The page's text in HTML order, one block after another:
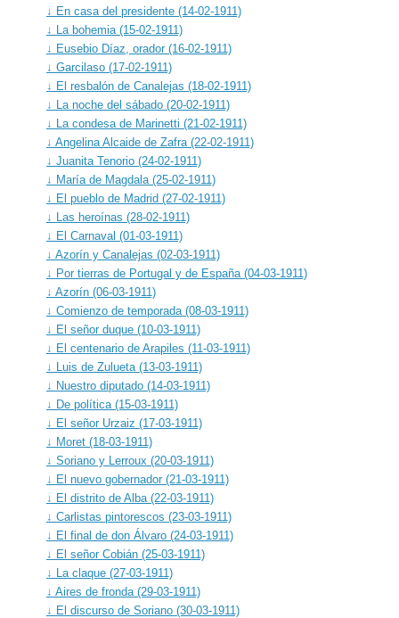
↓ En casa del presidente (14-02-1911)
↓ La bohemia (15-02-1911)
↓ Eusebio Díaz, orador (16-02-1911)
↓ Garcilaso (17-02-1911)
↓ El resbalón de Canalejas (18-02-1911)
↓ La noche del sábado (20-02-1911)
↓ La condesa de Marinetti (21-02-1911)
↓ Angelina Alcaide de Zafra (22-02-1911)
↓ Juanita Tenorio (24-02-1911)
↓ María de Magdala (25-02-1911)
↓ El pueblo de Madrid (27-02-1911)
↓ Las heroínas (28-02-1911)
↓ El Carnaval (01-03-1911)
↓ Azorín y Canalejas (02-03-1911)
↓ Por tierras de Portugal y de España (04-03-1911)
↓ Azorín (06-03-1911)
↓ Comienzo de temporada (08-03-1911)
↓ El señor duque (10-03-1911)
↓ El centenario de Arapiles (11-03-1911)
↓ Luis de Zulueta (13-03-1911)
↓ Nuestro diputado (14-03-1911)
↓ De política (15-03-1911)
↓ El señor Urzaiz (17-03-1911)
↓ Moret (18-03-1911)
↓ Soriano y Lerroux (20-03-1911)
↓ El nuevo gobernador (21-03-1911)
↓ El distrito de Alba (22-03-1911)
↓ Carlistas pintorescos (23-03-1911)
↓ El final de don Álvaro (24-03-1911)
↓ El señor Cobián (25-03-1911)
↓ La claque (27-03-1911)
↓ Aires de fronda (29-03-1911)
↓ El discurso de Soriano (30-03-1911)